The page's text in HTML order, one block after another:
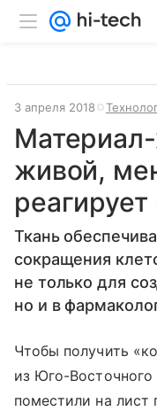
3 апреля 2018
живой,
Ткань
сокращения
не только для
но и в
Чтобы получить
из Юго-Восточного
поместили на лист